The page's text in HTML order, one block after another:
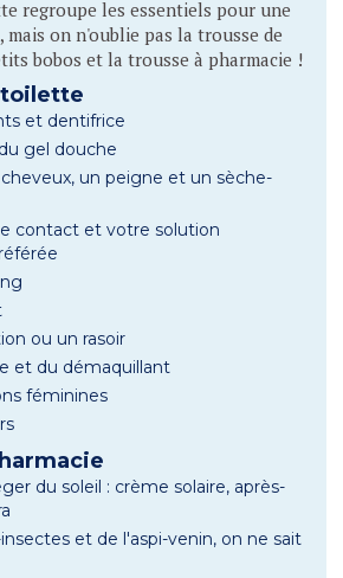
regroupe les essentiels pour une
mais on n'oublie pas la trousse de
bobos et la trousse à pharmacie !
toilette
et dentifrice
gel douche
un peigne et un sèche-
contact et votre solution
ou un rasoir
et du démaquillant
féminines
du soleil : crème solaire, après-
et de l'aspi-venin, on ne sait